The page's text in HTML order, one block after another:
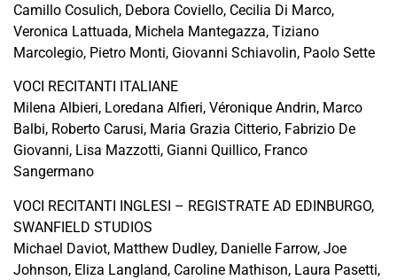
Camillo Cosulich, Debora Coviello, Cecilia Di Marco,
Veronica Lattuada, Michela Mantegazza, Tiziano
Marcolegio, Pietro Monti, Giovanni Schiavolin, Paolo Sette
VOCI RECITANTI ITALIANE
Milena Albieri, Loredana Alfieri, Véronique Andrin, Marco
Balbi, Roberto Carusi, Maria Grazia Citterio, Fabrizio De
Giovanni, Lisa Mazzotti, Gianni Quillico, Franco
Sangermano
VOCI RECITANTI INGLESI – REGISTRATE AD EDINBURGO,
SWANFIELD STUDIOS
Michael Daviot, Matthew Dudley, Danielle Farrow, Joe
Johnson, Eliza Langland, Caroline Mathison, Laura Pasetti,